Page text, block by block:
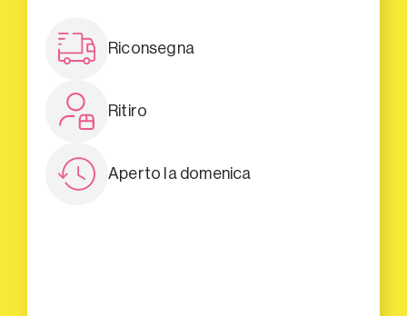
Riconsegna
Ritiro
Aperto la domenica